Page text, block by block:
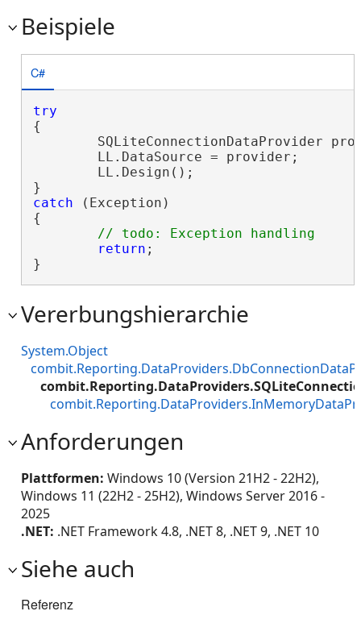
Beispiele
C#
try
{
SQLiteConnectionDataProvider
catch (Exception)
{
return ;
}
Vererbungshierarchie
System.Object
Anforderungen
Plattformen: Windows 10 (Version 21H2 - 22H2),
Windows 11 (22H2 - 25H2), Windows Server 2016 -
2025
.NET: .NET Framework 4.8, .NET 8, .NET 9, .NET 10
Siehe auch
Referenz